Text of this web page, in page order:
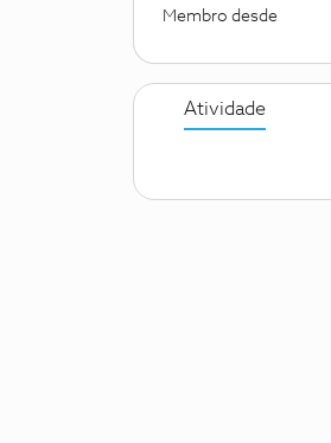
Membro desde
Atividade